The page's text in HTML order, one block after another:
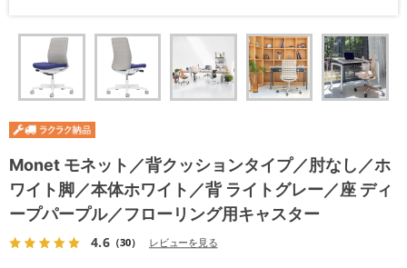
Monet モネット／背クッションタイプ／肘なし／ホ
ワイト脚／本体ホワイト／背 ライトグレー／座 ディ
ープパープル／フローリング用キャスター
4.6（30） レビューを見る